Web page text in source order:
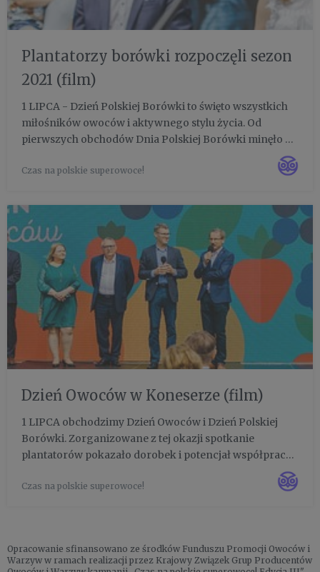
Plantatorzy borówki rozpoczęli sezon
2021 (film)
1 LIPCA - Dzień Polskiej Borówki to święto wszystkich
miłośników owoców i aktywnego stylu życia. Od
pierwszych obchodów Dnia Polskiej Borówki minęło 5
gatunku. Borówka jak magnes przyciągnęła do siebie
Czas na polskie superowoce!
Dzień Owoców w Koneserze (film)
1 LIPCA obchodzimy Dzień Owoców i Dzień Polskiej
Borówki. Zorganizowane z tej okazji spotkanie
plantatorów pokazało dorobek i potencjał współpracy
sektora. Tak lubiany przez smakoszy Koneser okazał
się dobrym miejscem celebrowania roli owoców w
Czas na polskie superowoce!
Opracowanie sfinansowano ze środków Funduszu Promocji Owoców i
Warzyw w ramach realizacji przez Krajowy Związek Grup Producentów